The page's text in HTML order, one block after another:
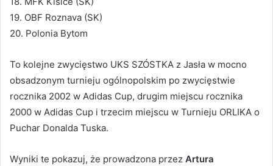
19. OBF Roznava (SK)
20. Polonia Bytom
To kolejne zwycięstwo UKS SZÓSTKA z Jasła w mocno
obsadzonym turnieju ogólnopolskim po zwycięstwie
rocznika 2002 w Adidas Cup, drugim miejscu rocznika
2000 w Adidas Cup i trzecim miejscu w Turnieju ORLIKA o
Puchar Donalda Tuska.
Wyniki te pokazuj, że prowadzona przez Artura